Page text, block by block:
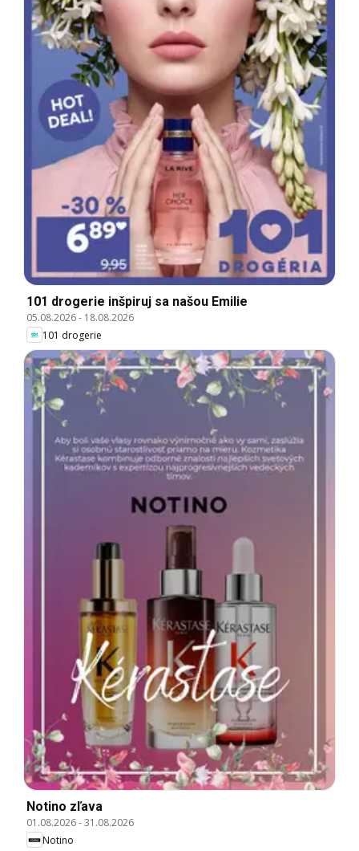
101 drogerie inšpiruj sa našou Emilie
05.08.2026- 18.08.2026
101 drogerie
Notino zľava
01.08.2026-31.08.2026
Notino